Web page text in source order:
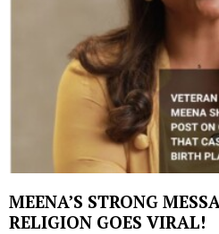
MEENA’S STRONG
RELIGION GOES VIRAL!